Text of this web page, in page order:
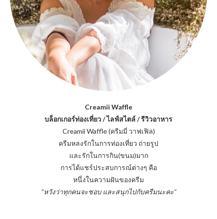
Creamii Waffle
บล็อกเกอร์ท่องเที่ยว / ไลฟ์สไตล์ / รีวิวอาหาร
Creamii Waffle (ครีมมี่ วาฟเฟิล)
ครีมหลงรักในการท่องเที่ยว ถ่ายรูป
และรักในการกิน(ขนม)มาก
การได้แชร์ประสบการณ์ต่างๆ คือ
หนึ่งในความฝันของครีม
"หวังว่าทุกคนจะชอบ และสนุกไปกับครีมนะคะ"